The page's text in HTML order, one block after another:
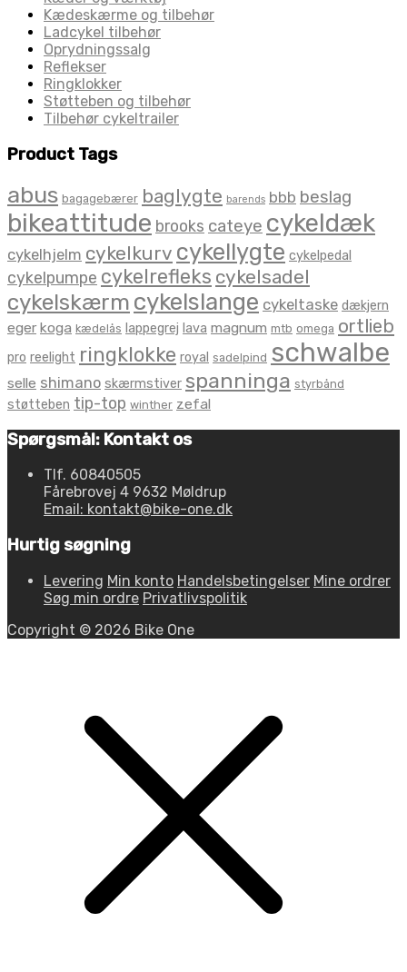
Kædeskærme og tilbehør
Ladcykel tilbehør
Oprydningssalg
Reflekser
Ringklokker
Støtteben og tilbehør
Tilbehør cykeltrailer
Product Tags
abus bagagebærer baglygte barends bbb beslag
bikeattitude brooks cateye cykeldæk
cykelhjelm cykelkurv cykellygte cykelpedal
cykelpumpe cykelrefleks cykelsadel
cykelskærm cykelslange cykeltaske dækjern
eger koga kædelås lappegrej lava magnum mtb omega ortlieb
pro reelight ringklokke royal sadelpind schwalbe
selle shimano skærmstiver spanninga styrbånd
støtteben tip-top winther zefal
Spørgsmål: Kontakt os
Tlf. 60840505
Fårebrovej 4 9632 Møldrup
Email: kontakt@bike-one.dk
Hurtig søgning
Levering Min konto Handelsbetingelser Mine ordrer
Søg min ordre Privatlivspolitik
Copyright © 2026 Bike One